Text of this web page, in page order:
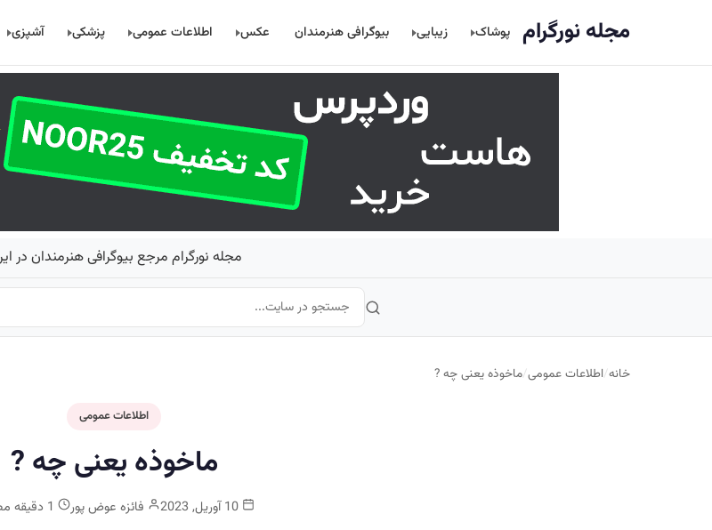
مجله نورگرام پوشاک زیبایی بیوگرافی هنرمندان عکس اطلاعات عمومی پزشکی آشپزی
مجله نورگرام مرجع بیوگرافی هنرمندان در
خانه/اطلاعات عمومی/ماخوذه یعنی چه ?
اطلاعات عمومی
ماخوذه یعنی چه ?
10 آوریل, 2023 فائزه عوض پور